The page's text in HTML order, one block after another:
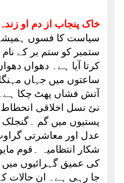
خاک پنجاب از دم او
سیاست کا فسوں
ستمبر کو ستم بر کے نام
کرتا آیا ہے۔ دھواں
ساعتوں میں جہاں
آتش فشاں پھٹ چکا
نئ نسل اخلاقی
پستیوں میں گم ۔گنجلک
عدل اور معاشرتی
شکار انتظامیہ ۔قوم
کی عمیق گہرائیوں میں
جا رہی ہے۔ ان حالات